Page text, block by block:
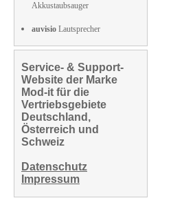
Akkustaubsauger
auvisio Lautsprecher
Service- & Support-
Website der Marke
Mod-it für die
Vertriebsgebiete
Deutschland,
Österreich und
Schweiz
Datenschutz
Impressum